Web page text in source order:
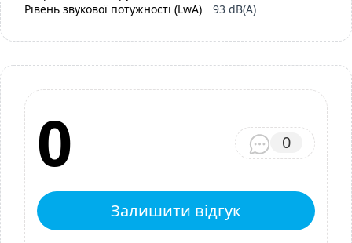
Рівень звукової потужності (LwA)
93 dB(A)
0 0
Залишити відгук